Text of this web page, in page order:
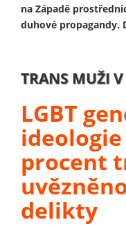
na Západě
duhové propagandy.
TRANS MUŽI
LGBT
procent
delikty